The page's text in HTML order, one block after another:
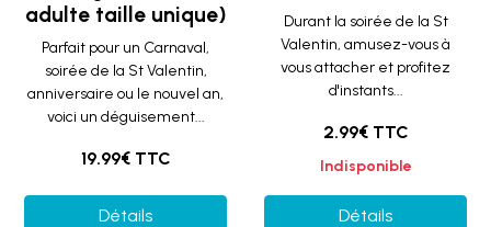
adulte taille unique)
Parfait pour un Carnaval,
soirée de la St Valentin,
anniversaire ou le nouvel an,
voici un déguisement...
19.99€ TTC
Détails
Durant la soirée de la St
Valentin, amusez-vous à
vous attacher et profitez
d'instants...
2.99€ TTC
Indisponible
Détails